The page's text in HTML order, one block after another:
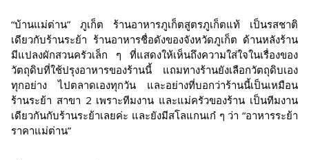
“บ้านแม่ต่าน” ภูเก็ต ร้านอาหารภูเก็ตสูตรภูเก็ตแท้ เป็นรสชาติ
เดียวกับร้านระย้า ร้านอาหารชื่อดังของจังหวัดภูเก็ต ด้านหลังร้าน
มีแปลงผักสวนครัวเล็ก ๆ ที่แสดงให้เห็นถึงความใส่ใจในเรื่องของ
วัตถุดิบที่ใช้ปรุงอาหารของร้านนี้ แถมทางร้านยังเลือกวัตถุดิบเอง
ทุกอย่าง ไปตลาดเองทุกวัน และอย่างที่บอกว่าร้านนี้เป็นเหมือน
ร้านระย้า สาขา 2 เพราะทีมงาน และแม่ครัวของร้าน เป็นทีมงาน
เดียวกันกับร้านระย้าเลยค่ะ และยังมีสโลแกนเก๋ ๆ ว่า “อาหารระย้า
ราคาแม่ต่าน”